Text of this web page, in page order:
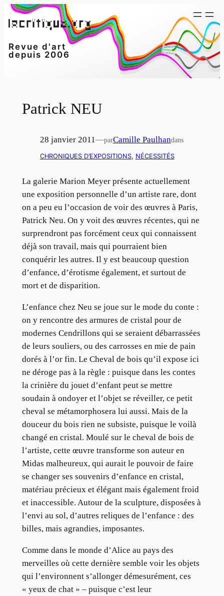
Aller
au
Revue d'art
depuis 2006
Patrick NEU
28 janvier 2011—parCamille Paulhandans
CHRONIQUES D’EXPOSITIONS, NÉCESSITÉS
La galerie Marion Meyer présente actuellement
une exposition personnelle d’un artiste rare, dont
on a peu eu l’occasion de voir des œuvres à Paris,
Patrick Neu. On y voit des œuvres récentes, qui ne
surprendront pas forcément ceux qui connaissent
déjà son travail, mais qui pourraient bien
conquérir les autres. Il y est beaucoup question
d’enfance, d’érotisme également, et surtout de
mort et de disparition.
L’enfance chez Neu se joue sur le mode du conte :
on y rencontre des armures de cristal pour de
modernes Cendrillons qui se seraient débarrassées
de leurs souliers, ou des carrosses en mie de pain
dorés à l’or fin. Le Cheval de bois qu’il expose ici
ne déroge pas à la règle : puisque dans les contes
la crinière du jouet d’enfant peut se mettre
soudain à ondoyer et l’objet se réveiller, ce petit
cheval se métamorphosera lui aussi. Mais de la
douceur du bois rien ne subsiste, puisque le voilà
changé en cristal. Moulé sur le cheval de bois de
l’artiste, cette œuvre transforme son auteur en
Midas malheureux, qui aurait le pouvoir de faire
se changer ses souvenirs d’enfance en cristal,
matériau précieux et élégant mais également froid
et inaccessible. Autour de la sculpture, disposées à
l’envi au sol, d’autres reliques de l’enfance : des
billes, mais agrandies, imposantes.
Comme dans le monde d’Alice au pays des
merveilles où cette dernière semble voir les objets
qui l’environnent s’allonger démesurément, ces
« yeux de chat » – puisque c’est leur